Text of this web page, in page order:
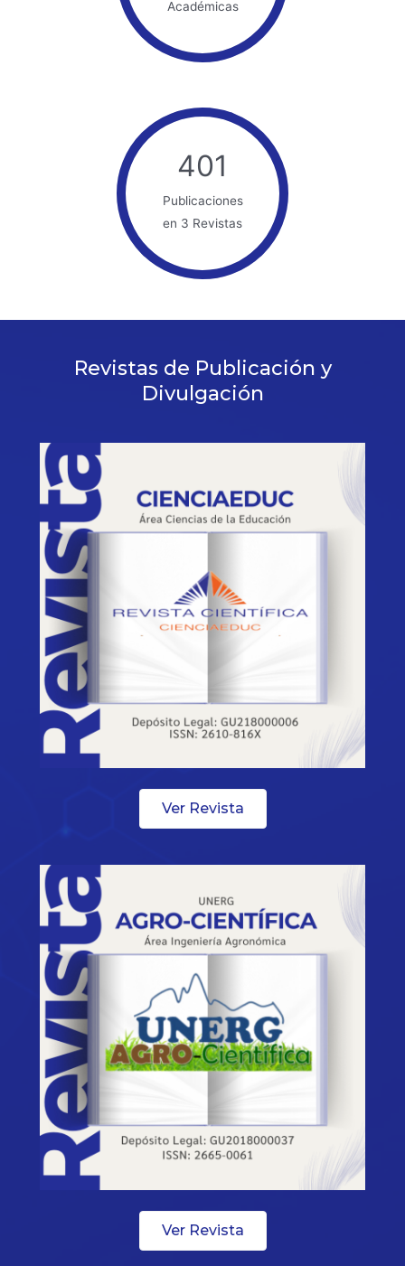
Académicas
401
Publicaciones
en 3 Revistas
Revistas de Publicación y
Divulgación
Ver Revista
Ver Revista